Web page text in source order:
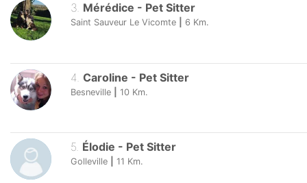
3. Mérédice - Pet Sitter
Saint Sauveur Le Vicomte 6 Km.
4 Caroline - Pet Sitter
Besneville 10 Km.
5 Élodie - Pet Sitter
Golleville 11 Km.